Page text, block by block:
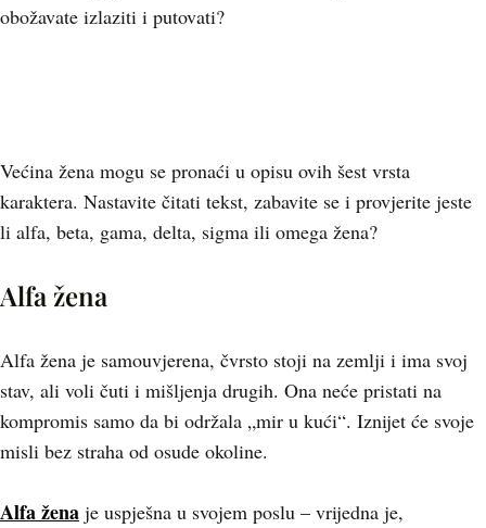
obožavate izlaziti i putovati?
Većina žena mogu se pronaći u opisu ovih šest vrsta
karaktera. Nastavite čitati tekst, zabavite se i provjerite jeste
li alfa, beta, gama, delta, sigma ili omega žena?
Alfa žena
Alfa žena je samouvjerena, čvrsto stoji na zemlji i ima svoj
stav, ali voli čuti i mišljenja drugih. Ona neće pristati na
kompromis samo da bi održala „mir u kući“. Iznijet će svoje
misli bez straha od osude okoline.
Alfa žena je uspješna u svojem poslu – vrijedna je,